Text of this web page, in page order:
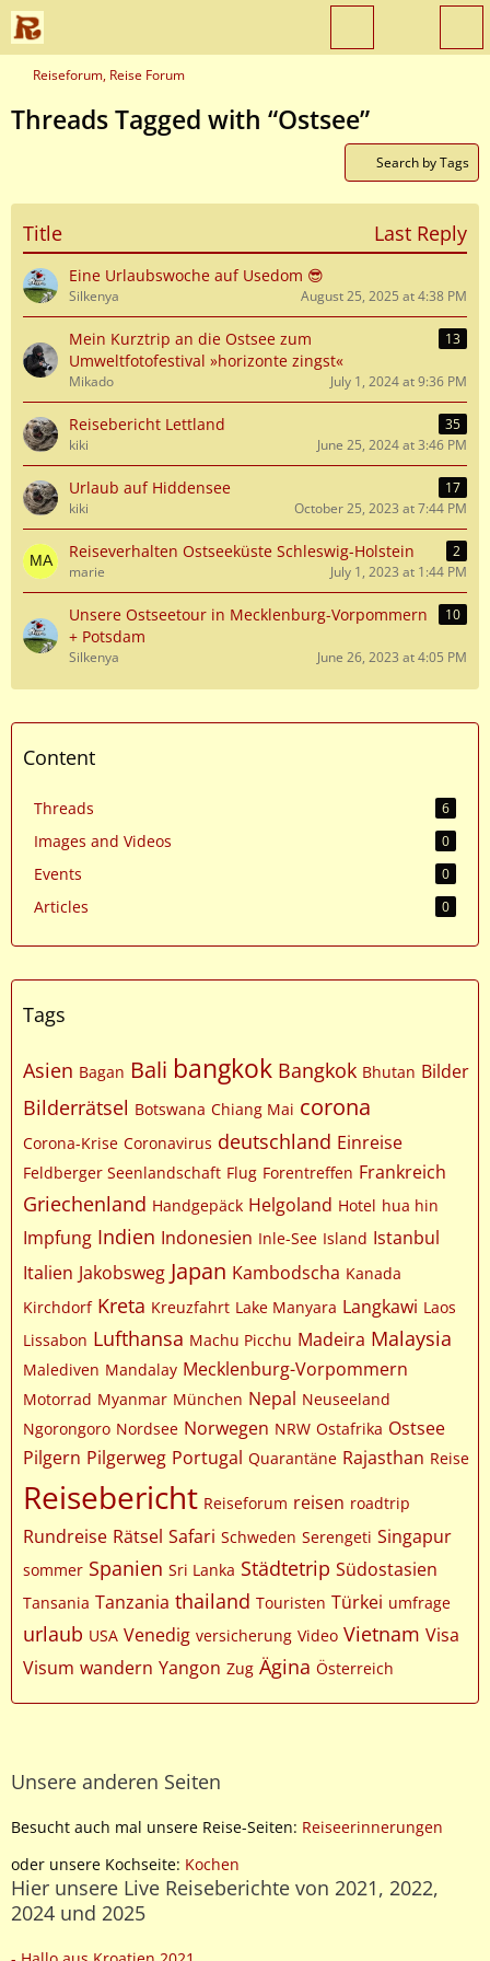
Reiseforum, Reise Forum
Threads Tagged with “Ostsee”
Search by Tags
Title Last Reply
Eine Urlaubswoche auf Usedom 😎
Silkenya August 25, 2025 at 4:38 PM
Mein Kurztrip an die Ostsee zum
Umweltfotofestival »horizonte zingst«
13
Mikado July 1, 2024 at 9:36 PM
Reisebericht Lettland
35
kiki
June 25, 2024 at 3:46 PM
Urlaub auf Hiddensee
17
kiki
October 25, 2023 at 7:44 PM
Reiseverhalten Ostseeküste Schleswig-Holstein
2
marie
July 1, 2023 at 1:44 PM
Unsere Ostseetour in Mecklenburg-Vorpommern
+ Potsdam
10
Silkenya June 26, 2023 at 4:05 PM
Content
Threads 6
Images and Videos 0
Events 0
Articles 0
Tags
Asien Bagan Bali bangkok Bangkok Bhutan Bilder
Bilderrätsel Botswana Chiang Mai corona
Corona-Krise Coronavirus deutschland Einreise
Feldberger Seenlandschaft Flug Forentreffen Frankreich
Griechenland Handgepäck Helgoland Hotel hua hin
Impfung Indien Indonesien Inle-See Island Istanbul
Italien Jakobsweg Japan Kambodscha Kanada
Kirchdorf Kreta Kreuzfahrt Lake Manyara Langkawi Laos
Lissabon Lufthansa Machu Picchu Madeira Malaysia
Malediven Mandalay Mecklenburg-Vorpommern
Motorrad Myanmar München Nepal Neuseeland
Ngorongoro Nordsee Norwegen NRW Ostafrika Ostsee
Pilgern Pilgerweg Portugal Quarantäne Rajasthan Reise
Reisebericht Reiseforum reisen roadtrip
Rundreise Rätsel Safari Schweden Serengeti Singapur
sommer Spanien Sri Lanka Städtetrip Südostasien
Tansania Tanzania thailand Touristen Türkei umfrage
urlaub USA Venedig versicherung Video Vietnam Visa
Visum wandern Yangon Zug Ägina Österreich
Unsere anderen Seiten
Besucht auch mal unsere Reise-Seiten: Reiseerinnerungen
oder unsere Kochseite: Kochen
Hier unsere Live Reiseberichte von 2021, 2022,
2024 und 2025